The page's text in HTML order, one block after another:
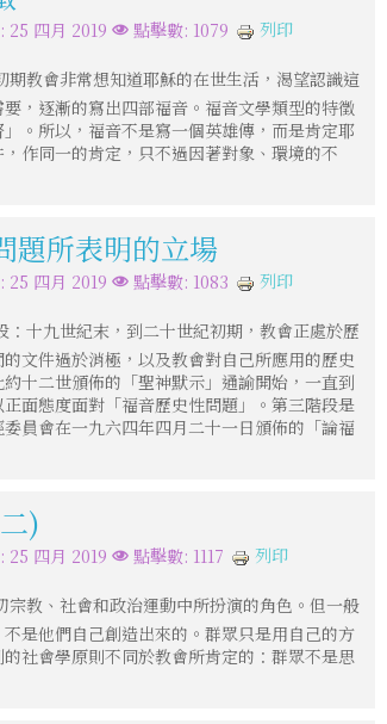
25 四月 2019 點擊數: 1079 列印
教會非常想知道耶穌的在世生活，渴望認識這
，逐漸的寫出四部福音。福音文學類型的特徵
。所以，福音不是寫一個英雄傳，而是肯定耶
作同一的肯定，只不過因著對象、環境的不
題所表明的立場
25 四月 2019 點擊數: 1083 列印
十九世紀末，到二十世紀初期，教會正處於歷
文件過於消極，以及教會對自己所應用的歷史
十二世頒佈的「聖神默示」通諭開始，一直到
面態度面對「福音歷史性問題」。第三階段是
員會在一九六四年四月二十一日頒佈的「論福
)
25 四月 2019 點擊數: 1117 列印
教、社會和政治運動中所扮演的角色。但一般
是他們自己創造出來的。群眾只是用自己的方
社會學原則不同於教會所肯定的：群眾不是思